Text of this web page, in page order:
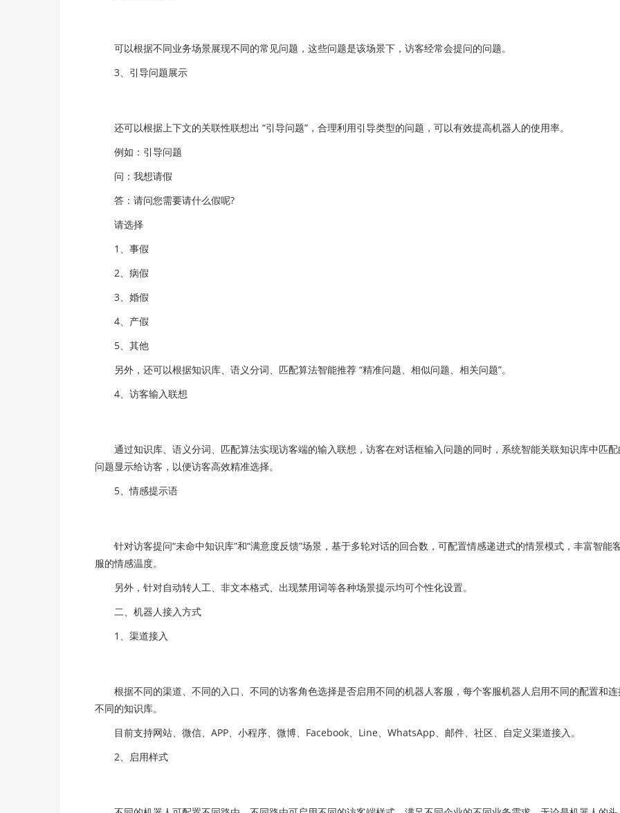
可以根据不同业务场景展现不同的常见问题，这些问题是该场景下，访客经常会提问的问题。
3、引导问题展示
还可以根据上下文的关联性联想出 “引导问题”，合理利用引导类型的问题，可以有效提高机器人的使用率。
例如：引导问题
问：我想请假
答：请问您需要请什么假呢?
请选择
1、事假
2、病假
3、婚假
4、产假
5、其他
另外，还可以根据知识库、语义分词、匹配算法智能推荐 “精准问题、相似问题、相关问题”。
4、访客输入联想
通过知识库、语义分词、匹配算法实现访客端的输入联想，访客在对话框输入问题的同时，系统智能关联知识库中匹配
问题显示给访客，以便访客高效精准选择。
5、情感提示语
针对访客提问“未命中知识库”和“满意度反馈”场景，基于多轮对话的回合数，可配置情感递进式的情景模式，丰富智能
服的情感温度。
另外，针对自动转人工、非文本格式、出现禁用词等各种场景提示均可个性化设置。
二、机器人接入方式
1、渠道接入
根据不同的渠道、不同的入口、不同的访客角色选择是否启用不同的机器人客服，每个客服机器人启用不同的配置和连
不同的知识库。
目前支持网站、微信、APP、小程序、微博、Facebook、Line、WhatsApp、邮件、社区、自定义渠道接入。
2、启用样式